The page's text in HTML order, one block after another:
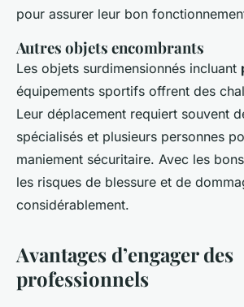
pour assurer leur bon
Autres objets encombrants
Les objets surdimensionnés incluant
équipements sportifs offrent des
Leur déplacement requiert souvent
spécialisés et plusieurs personnes
maniement sécuritaire. Avec les
les risques de blessure et de
considérablement.
Avantages d’engager des
professionnels